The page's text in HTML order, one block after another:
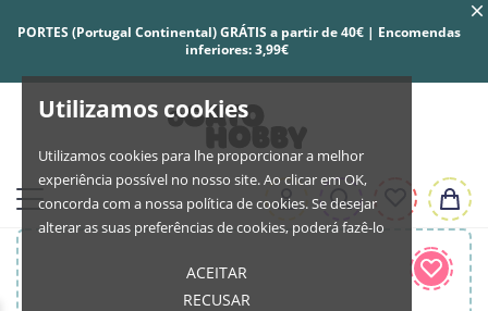
Utilizamos cookies
Utilizamos cookies para lhe proporcionar a melhor
experiência possível no nosso site. Ao clicar em OK,
concorda com a nossa política de cookies. Se desejar
alterar as suas preferências de cookies, poderá fazê-lo
ACEITAR
RECUSAR
PORTES (Portugal Continental) GRÁTIS a partir de 40€ | Encomendas
inferiores: 3,99€